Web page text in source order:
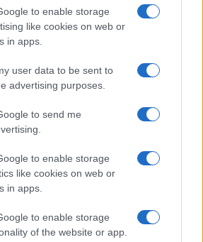
to enable storage
like cookies on web or
in apps.
user data to be sent to
advertising purposes.
to send me
to enable storage
like cookies on web or
in apps.
to enable storage
of the website or app.
piste ciclabili ­–
del 50-60%.
di velocità in città da 50 a 35
Se il flusso oltre a essere
più lento, l’inquinamento
Col beneficio aggiuntivo
se un’auto t’investe a
stramazzassi al suolo da 15